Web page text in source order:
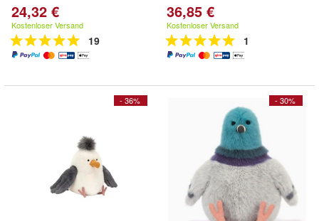
24,32 €
Kostenloser Versand
19
36,85 €
Kostenloser Versand
1
- 36% - 30%